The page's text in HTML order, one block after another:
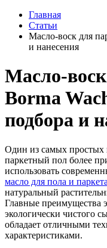
Главная
Статьи
Масло-воск для
и нанесения
Масло-
Borma
подбора и
Один из самых простых
паркетный пол более
использовать
масло для пола и паркета
натуральный
Главные преимущества
экологически чистого
обладает отличными
характеристиками.